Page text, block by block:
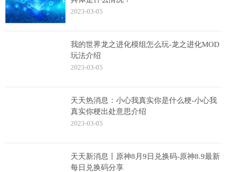
2023-03-05
我的世界龙之进化模组怎么玩-龙之进化MOD
玩法介绍
2023-03-05
天天热消息：小心我真实你是什么梗-小心我
真实你梗出处意思介绍
2023-03-05
天天新消息丨原神8月9日兑换码-原神8.9最新
每日兑换码分享